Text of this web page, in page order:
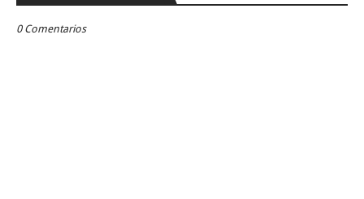
0 Comentarios